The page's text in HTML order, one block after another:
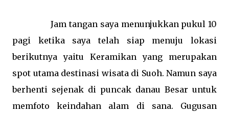
Jam tangan saya menunjukkan pukul 10
pagi ketika saya telah siap menuju lokasi
berikutnya yaitu Keramikan yang merupakan
spot utama destinasi wisata di Suoh. Namun saya
berhenti sejenak di puncak danau Besar untuk
memfoto keindahan alam di sana. Gugusan